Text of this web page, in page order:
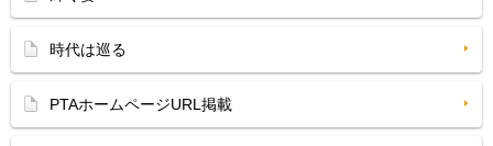
時代は巡る
PTAホームページURL掲載